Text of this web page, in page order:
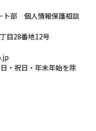
ト部 個人情報保護相談
目28番地12号
・祝日・年末年始を除